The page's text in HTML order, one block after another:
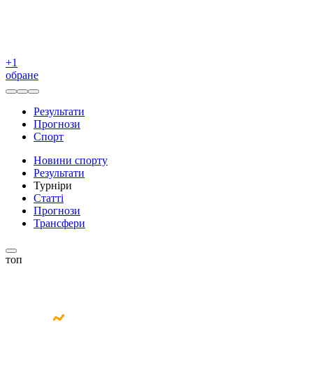
+1
обране
Результати
Прогнози
Спорт
Новини спорту
Результати
Турніри
Статті
Прогнози
Трансфери
топ